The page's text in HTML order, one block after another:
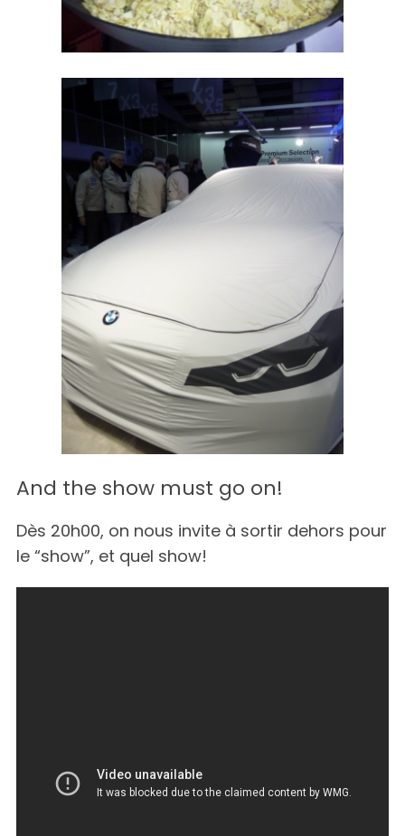
And the show must go on!
Dès 20h00, on nous invite à sortir dehors pour
le “show”, et quel show!